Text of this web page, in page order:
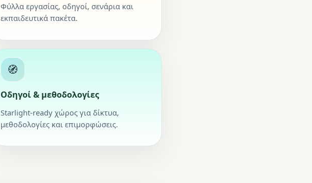
Φύλλα εργασίας, οδηγοί, σενάρια και
εκπαιδευτικά πακέτα.
🧭
Οδηγοί & μεθοδολογίες
Starlight-ready χώρος για δίκτυα,
μεθοδολογίες και επιμορφώσεις.